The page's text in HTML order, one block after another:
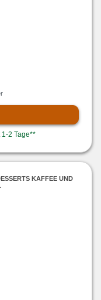
2 Tage**
KAFFEE UND